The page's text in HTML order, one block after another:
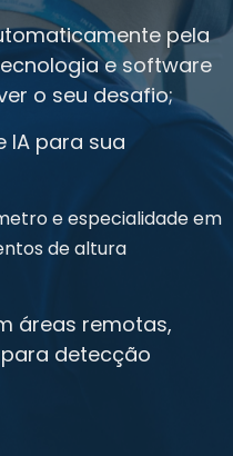
pela
e software
o seu desafio;
IA para sua
e especialidade em
de altura
áreas remotas,
detecção